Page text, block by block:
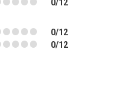
0/12
0/12
0/12